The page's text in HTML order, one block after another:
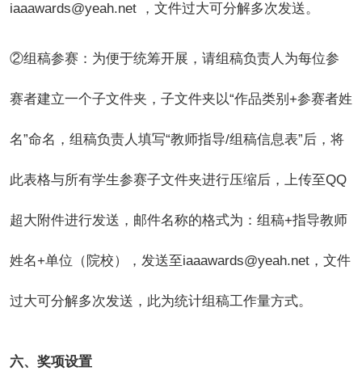
iaaawards@yeah.net ，文件过大可分解多次发送。
②组稿参赛：为便于统筹开展，请组稿负责人为每位参
赛者建立一个子文件夹，子文件夹以“作品类别+参赛者姓
名”命名，组稿负责人填写“教师指导/组稿信息表”后，将
此表格与所有学生参赛子文件夹进行压缩后，上传至QQ
超大附件进行发送，邮件名称的格式为：组稿+指导教师
姓名+单位（院校），发送至iaaawards@yeah.net，文件
过大可分解多次发送，此为统计组稿工作量方式。
六、奖项设置